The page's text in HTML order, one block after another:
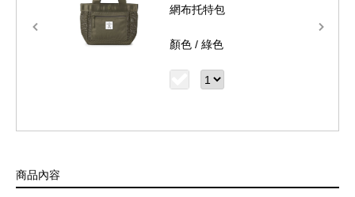
物類/金屬/真皮
尺寸: L35.5 x W14.5 x H46.5 cm
MAGLITE®手電筒為美國警方指定使用的手電筒品牌，美國製造，
網布托特包
顏色 /綠色
商品內容